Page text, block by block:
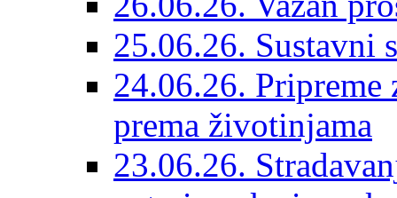
25.06.26. Sustavni
24.06.26.
prema životinjama
23.06.26.